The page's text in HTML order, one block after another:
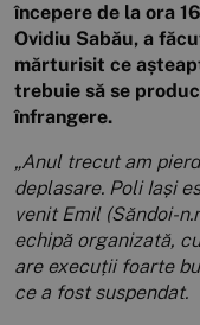
începere de la ora
Ovidiu Sabău, a
mărturisit ce
trebuie să se
înfrangere.
„Anul trecut am
deplasare. Poli Iași
venit Emil (Săndoi-
echipă organizată,
are execuții foarte
ce a fost suspendat.